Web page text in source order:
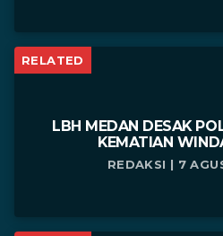
RELATED
LBH MEDAN DESAK
KEMATIAN
REDAKSI | 7